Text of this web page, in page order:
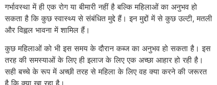
गर्भावस्था में ही एक रोग या बीमारी नहीं है बल्कि महिलाओं का अनुभव हो
सकता है कि कुछ स्वास्थ्य से संबंधित मुद्दे हैं। इन मुद्दों में से कुछ उल्टी, मतली
और विह्वल भावना में शामिल हैं।
कुछ महिलाओं को भी इस समय के दौरान कब्ज का अनुभव हो सकता है। इस
तरह की समस्याओं के लिए ही इलाज के लिए एक अच्छा आहार हो रही है।
सही बच्चे के रूप में अच्छी तरह से महिला के लिए वह क्या करने की जरूरत
है कि क्या खा रहा है।